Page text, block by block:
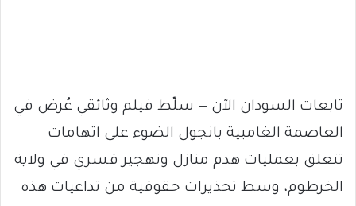
تابعات السودان الآن — سلّط فيلم وثائقي عُرض في
العاصمة الغامبية بانجول الضوء على اتهامات
تتعلق بعمليات هدم منازل وتهجير قسري في ولاية
الخرطوم، وسط تحذيرات حقوقية من تداعيات هذه